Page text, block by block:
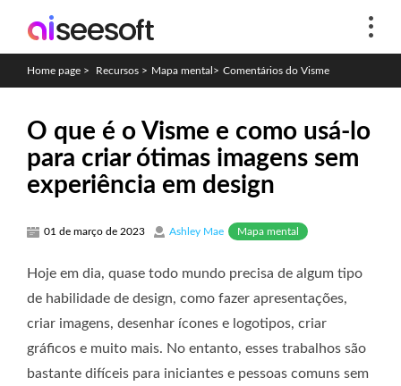
Home page > Recursos > Mapa mental > Comentários do Visme
O que é o Visme e como usá-lo
para criar ótimas imagens sem
experiência em design
01 de março de 2023 Ashley Mae Mapa mental
Hoje em dia, quase todo mundo precisa de algum tipo
de habilidade de design, como fazer apresentações,
criar imagens, desenhar ícones e logotipos, criar
gráficos e muito mais. No entanto, esses trabalhos são
bastante difíceis para iniciantes e pessoas comuns sem